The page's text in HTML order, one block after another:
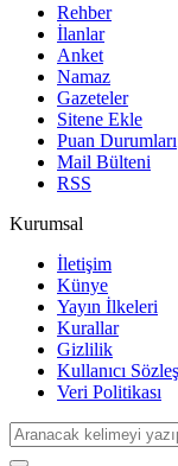
Rehber
İlanlar
Anket
Namaz
Gazeteler
Sitene Ekle
Puan Durumları
Mail Bülteni
RSS
Kurumsal
İletişim
Künye
Yayın İlkeleri
Kurallar
Gizlilik
Kullanıcı
Veri Politikası